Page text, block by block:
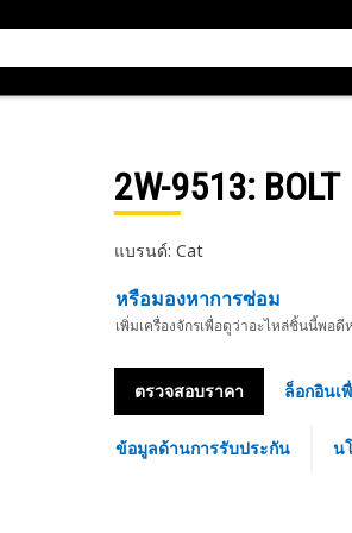
2W-9513: BOLT
แบรนด์: Cat
หรือมองหาการซ่อม
เพิ่มเครื่องจักรเพื่อดูว่าอะไหล่ชิ้นนี้พอ
ตรวจสอบราคา ล็อกอินเ
ข้อมูลด้านการรับประกัน น